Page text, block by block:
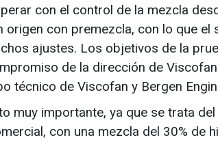
con el control de la mezcla
origen con premezcla, con lo que
ajustes. Los objetivos de la
de la dirección de
técnico de Viscofan y Bergen
muy importante, ya que se trata
con una mezcla del 30% de